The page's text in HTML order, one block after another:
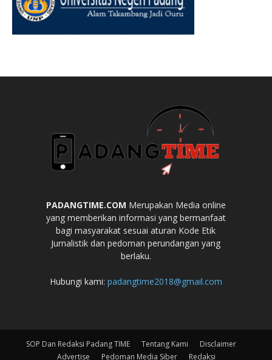
PADANGTIME.COM Merupakan Media online
yang memberikan informasi yang bermanfaat
bagi masyarakat sesuai aturan Kode Etik
Jurnalistik dan pedoman perundangan yang
berlaku.
Hubungi kami: padangtime2018@gmail.com
SOP Dan Redaksi Padang TIME Tentang Kami
Disclaimer
Advertise
Pedoman Media Siber Redaksi